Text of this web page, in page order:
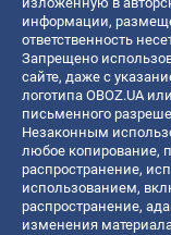
информации,
ответственность
Запрещено
сайте, даже с
логотипа OBOZ.UA
письменного
Незаконным
любое копирование,
распространение,
использованием,
распространение,
изменения